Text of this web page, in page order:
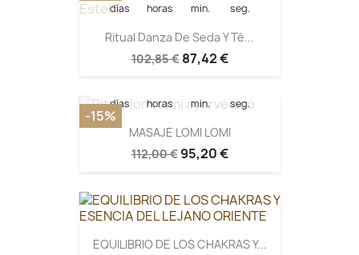
días horas min. seg.
Ritual Danza De Seda Y Té...
102,85 € 87,42 €
Quedan:
días
15
horas
20
min. seg.
MASAJE LOMI LOMI
112,00 € 95,20 €
-15%
EQUILIBRIO DE LOS CHAKRAS Y...